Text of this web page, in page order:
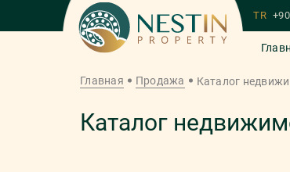
TR
Главная Продажа Каталог
Каталог